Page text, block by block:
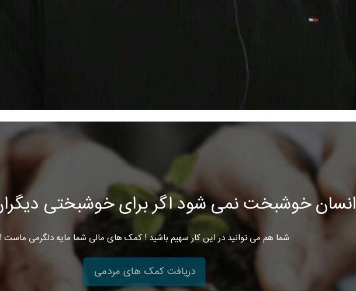
انسان خوشبخت نمی شود اگر برای خوشبختی
شما هم می توانید در این کار سهیم باشید ! کمک های مالی شما مایه دلگرمی ماست !
دریافت کمک های مردمی